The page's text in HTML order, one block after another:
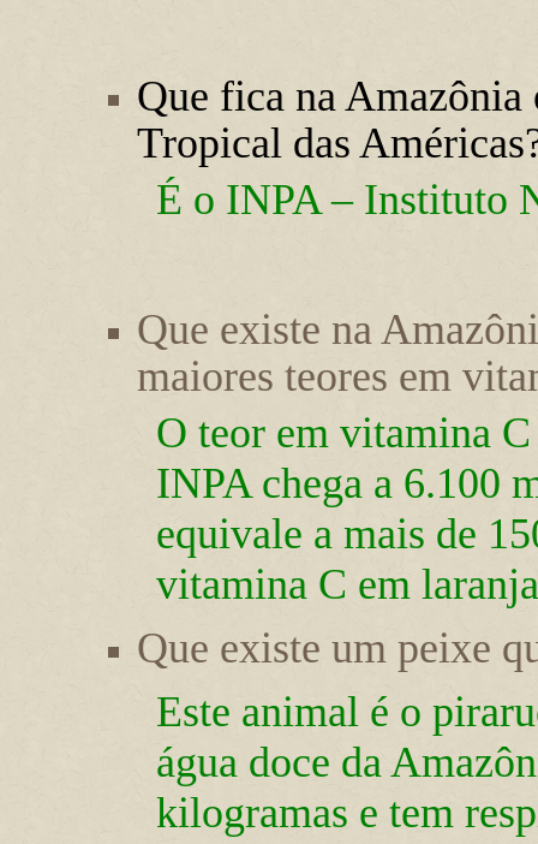
Que fica na
Tropical das
É o INPA – Instituto
Que existe na
maiores teores em
O teor em vitamina
INPA chega a 6.100
equivale a mais de
vitamina C em
Que existe um peixe
Este animal é o
água doce da
kilogramas e tem